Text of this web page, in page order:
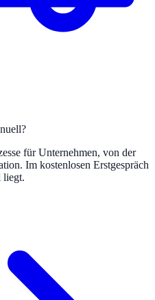
für Unternehmen, von der
Im kostenlosen Erstgespräch
liegt.